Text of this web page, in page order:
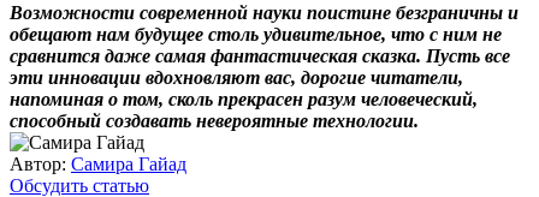
Возможности современной науки поистине безграничны и
обещают нам будущее столь удивительное, что с ним не
сравнится даже самая фантастическая сказка. Пусть все
эти инновации вдохновляют вас, дорогие читатели,
напоминая о том, сколь прекрасен разум человеческий,
способный создавать невероятные технологии.
Автор: Самира Гайад
Обсудить статью